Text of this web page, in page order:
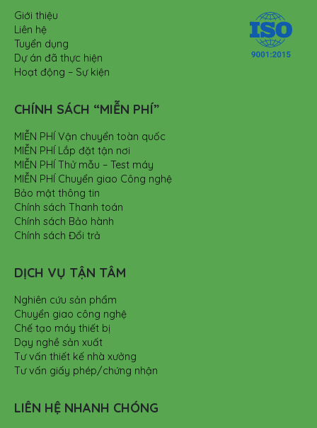
Giới thiệu
Liên hệ
Tuyển dụng
Dự án đã thực hiện
Hoạt động – Sự kiện
CHÍNH SÁCH “MIỄN PHÍ”
MIỄN PHÍ Vận chuyển toàn quốc
MIỄN PHÍ Lắp đặt tận nơi
MIỄN PHÍ Thử mẫu – Test máy
MIỄN PHÍ Chuyển giao Công nghệ
Bảo mật thông tin
Chính sách Thanh toán
Chính sách Bảo hành
Chính sách Đổi trả
DỊCH VỤ TẬN TÂM
Nghiên cứu sản phẩm
Chuyển giao công nghệ
Chế tạo máy thiết bị
Dạy nghề sản xuất
Tư vấn thiết kế nhà xưởng
Tư vấn giấy phép/chứng nhận
LIÊN HỆ NHANH CHÓNG